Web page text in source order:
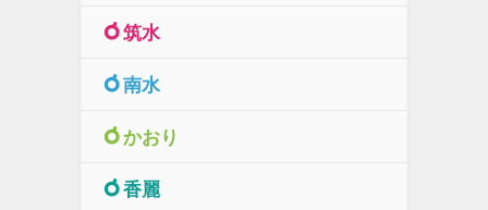
筑水
南水
かおり
香麗